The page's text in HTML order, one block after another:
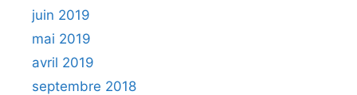
juin 2019
mai 2019
avril 2019
septembre 2018